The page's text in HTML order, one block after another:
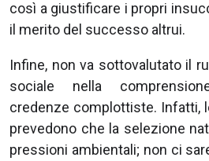
così a giustificare i propri
il merito del successo altrui.
Infine, non va sottovalutato il
sociale nella
credenze complottiste. Infatti,
prevedono che la selezione
pressioni ambientali; non ci